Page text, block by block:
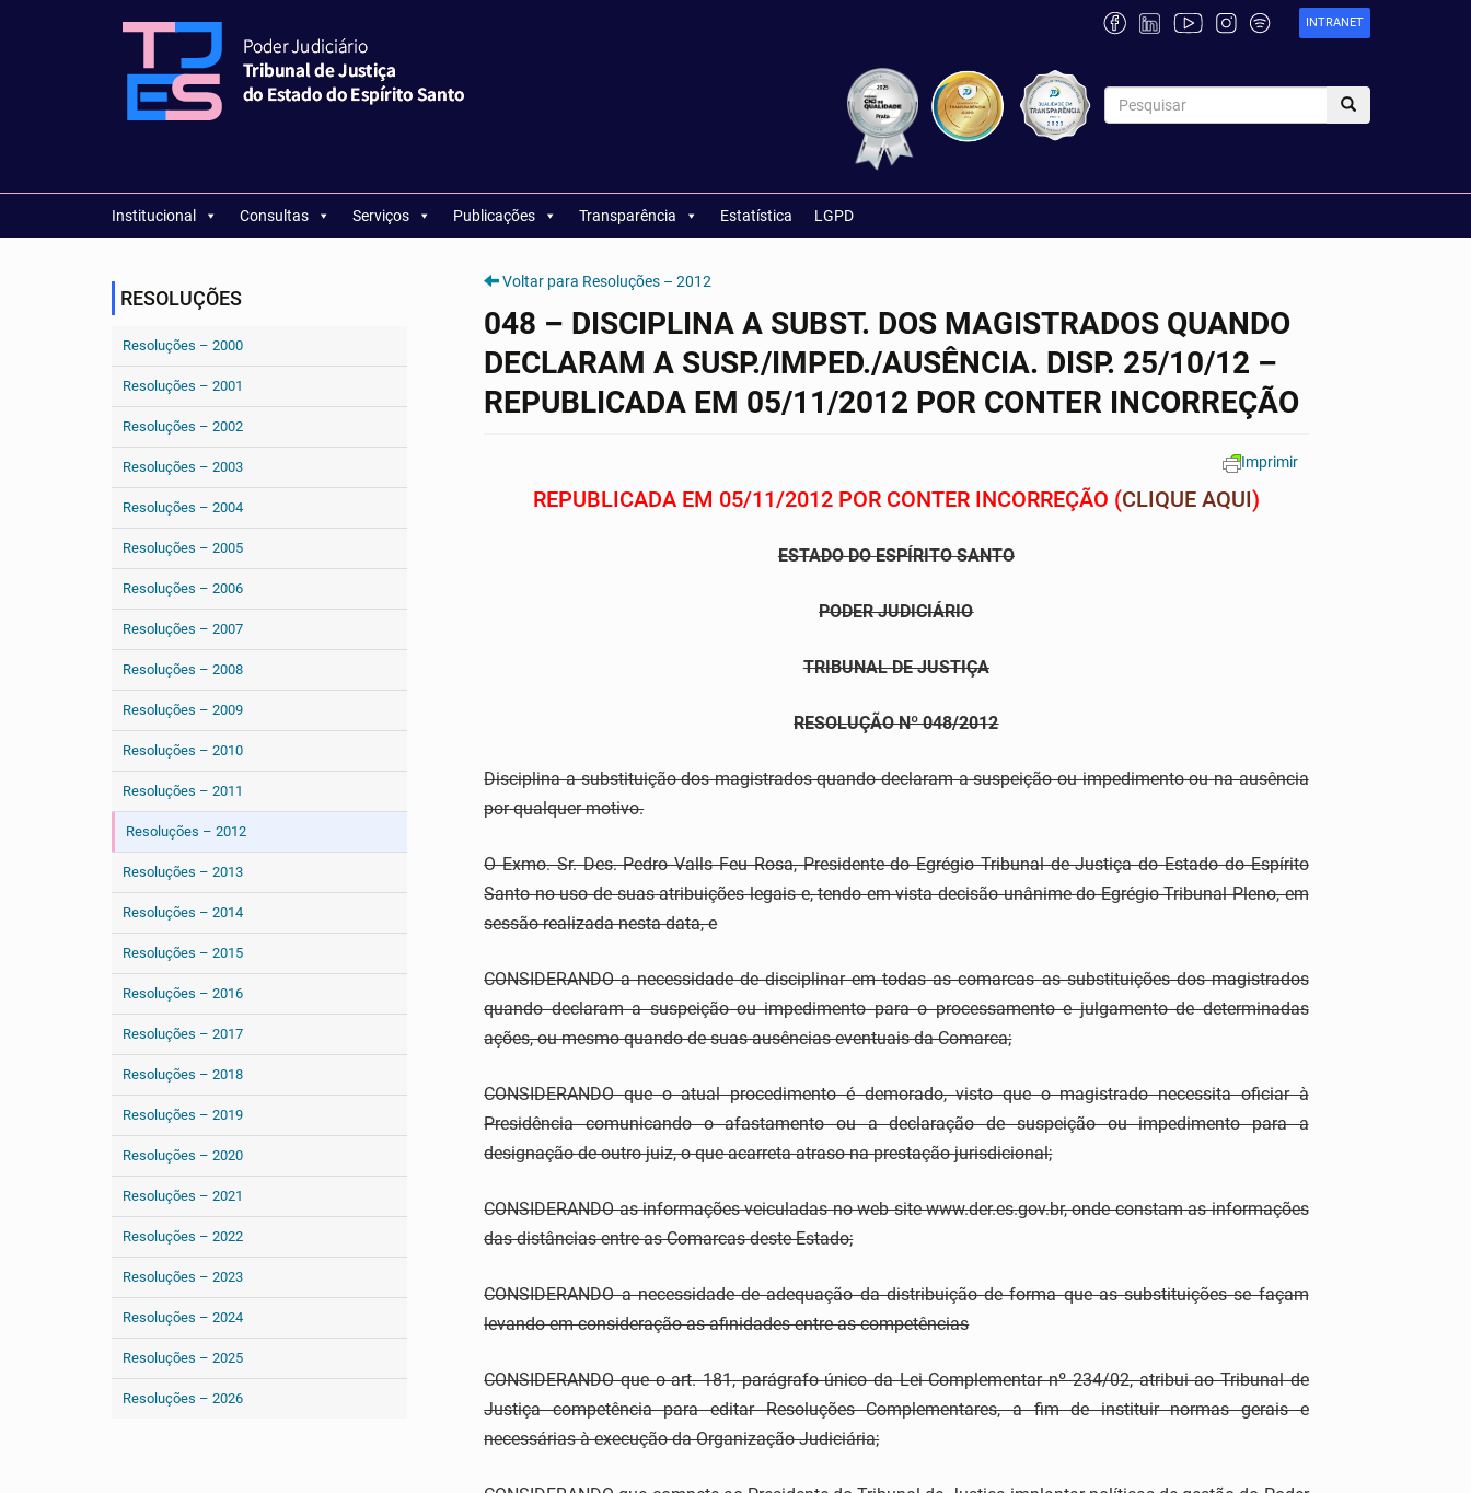
INTRANET
Institucional Consultas Serviços Publicações Transparência Estatística LGPD
RESOLUÇÕES
Resoluções – 2000
Resoluções – 2001
Resoluções – 2002
Resoluções – 2003
Resoluções – 2004
Resoluções – 2005
Resoluções – 2006
Resoluções – 2007
Resoluções – 2008
Resoluções – 2009
Resoluções – 2010
Resoluções – 2011
Resoluções – 2012
Resoluções – 2013
Resoluções – 2014
Resoluções – 2015
Resoluções – 2016
Resoluções – 2017
Resoluções – 2018
Resoluções – 2019
Resoluções – 2020
Resoluções – 2021
Resoluções – 2022
Resoluções – 2023
Resoluções – 2024
Resoluções – 2025
Resoluções – 2026
Voltar para Resoluções – 2012
048 – DISCIPLINA A SUBST. DOS MAGISTRADOS QUANDO
DECLARAM A SUSP./IMPED./AUSÊNCIA. DISP. 25/10/12 –
REPUBLICADA EM 05/11/2012 POR CONTER INCORREÇÃO
Imprimir
REPUBLICADA EM 05/11/2012 POR CONTER INCORREÇÃO (CLIQUE AQUI)
ESTADO DO ESPÍRITO SANTO
PODER JUDICIÁRIO
TRIBUNAL DE JUSTIÇA
RESOLUÇÃO Nº 048/2012
Disciplina a substituição dos magistrados quando declaram a suspeição ou impedimento ou na ausência
por qualquer motivo.
O Exmo. Sr. Des. Pedro Valls Feu Rosa, Presidente do Egrégio Tribunal de Justiça do Estado do Espírito
Santo no uso de suas atribuições legais e, tendo em vista decisão unânime do Egrégio Tribunal Pleno, em
sessão realizada nesta data, e
CONSIDERANDO a necessidade de disciplinar em todas as comarcas as substituições dos magistrados
quando declaram a suspeição ou impedimento para o processamento e julgamento de determinadas
ações, ou mesmo quando de suas ausências eventuais da Comarca;
CONSIDERANDO que o atual procedimento é demorado, visto que o magistrado necessita oficiar à
Presidência comunicando o afastamento ou a declaração de suspeição ou impedimento para a
designação de outro juiz, o que acarreta atraso na prestação jurisdicional;
CONSIDERANDO as informações veiculadas no web site www.der.es.gov.br, onde constam as informações
das distâncias entre as Comarcas deste Estado;
CONSIDERANDO a necessidade de adequação da distribuição de forma que as substituições se façam
levando em consideração as afinidades entre as competências
CONSIDERANDO que o art. 181, parágrafo único da Lei Complementar nº 234/02, atribui ao Tribunal de
Justiça competência para editar Resoluções Complementares, a fim de instituir normas gerais e
necessárias à execução da Organização Judiciária;